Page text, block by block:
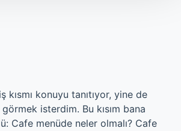
kısmı konuyu tanıtıyor, yine de
isterdim. Bu kısım bana
Cafe menüde neler olmalı? Cafe